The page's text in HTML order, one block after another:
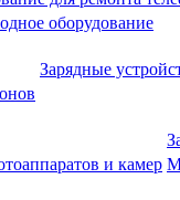
оборудование
Зарядные
и камер